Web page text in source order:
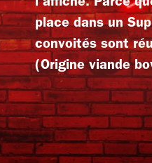
place dans un
convoités sont
(Origine viande